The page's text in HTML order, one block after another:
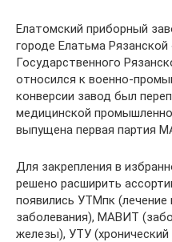
Елатомский приборный
городе Елатьма
Государственного
относился к военно-
конверсии завод был
медицинской
выпущена первая партия
Для закрепления в
решено расширить
появились УТМпк
заболевания), МАВИТ
железы), УТУ